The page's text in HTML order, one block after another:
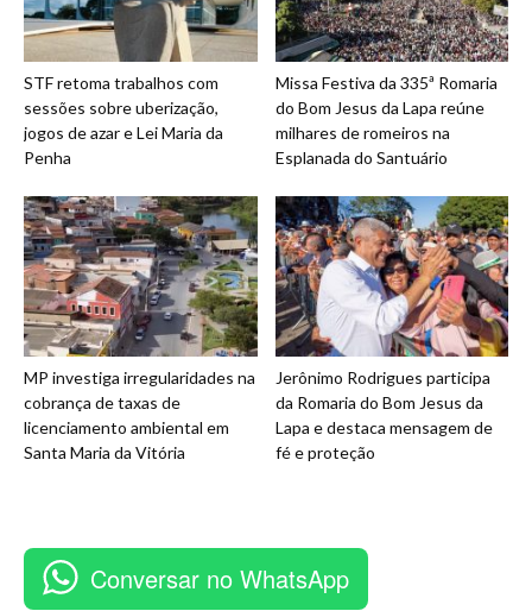
STF retoma trabalhos com
sessões sobre uberização,
jogos de azar e Lei Maria da
Penha
Missa Festiva da 335ª Romaria
do Bom Jesus da Lapa reúne
milhares de romeiros na
Esplanada do Santuário
MP investiga irregularidades na
cobrança de taxas de
licenciamento ambiental em
Santa Maria da Vitória
Jerônimo Rodrigues participa
da Romaria do Bom Jesus da
Lapa e destaca mensagem de
fé e proteção
Conversar no WhatsApp